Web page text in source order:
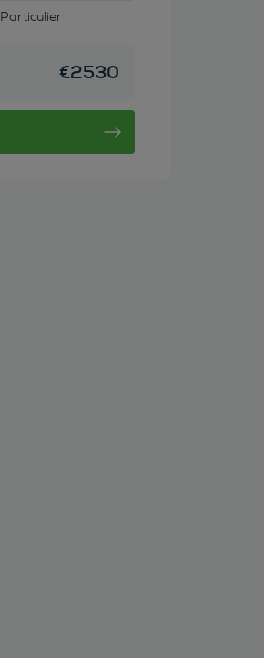
Particulier
€2530